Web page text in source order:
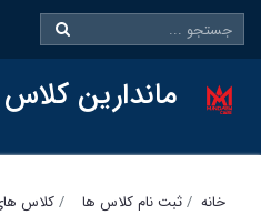
ماندارین کلاس
خانه ثبت نام کلاس ها کلاس